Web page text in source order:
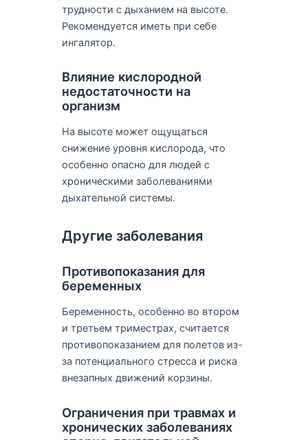
трудности с дыханием на высоте.
Рекомендуется иметь при себе
ингалятор.
Влияние кислородной
недостаточности на
организм
На высоте может ощущаться
снижение уровня кислорода, что
особенно опасно для людей с
хроническими заболеваниями
дыхательной системы.
Другие заболевания
Противопоказания для
беременных
Беременность, особенно во втором
и третьем триместрах, считается
противопоказанием для полетов из-
за потенциального стресса и риска
внезапных движений корзины.
Ограничения при травмах и
хронических заболеваниях